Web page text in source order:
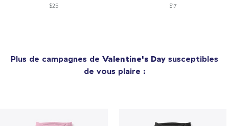
$25 $17
Plus de campagnes de Valentine's Day susceptibles
de vous plaire :